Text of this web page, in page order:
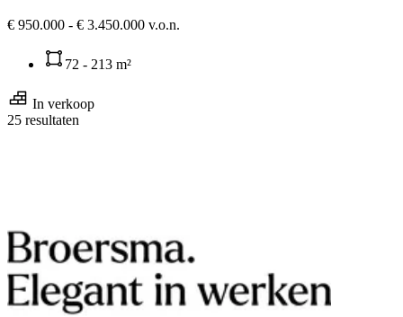
€ 950.000 - € 3.450.000 v.o.n.
72 - 213 m²
In verkoop
25 resultaten